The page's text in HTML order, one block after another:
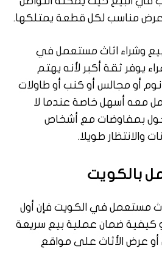
مناسب لكل قطعة يمتلكها.
بيع وشراء اثاث مستعمل في
يوفر ثقة أكبر لأنه يهتم
أو مجالس أو كنب أو طاولات
معه أسهل خاصة عندما لا
بمفاوضات مع أشخاص
والانتظار طويلا.
بالكويت
مستعمل في الكويت فإن أول
كيفية ضمان عملية بيع سريعة
أو عرض الأثاث على مواقع